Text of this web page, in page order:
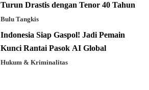
Turun Drastis dengan Tenor 40 Tahun
Bulu Tangkis
Indonesia Siap Gaspol! Jadi Pemain
Kunci Rantai Pasok AI Global
Hukum & Kriminalitas